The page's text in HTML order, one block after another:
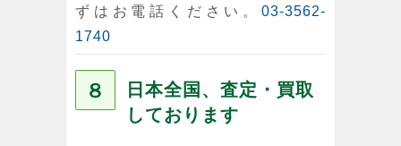
ずはお電話ください。 03-3562-
1740
８
日本全国、査定・買取
しております